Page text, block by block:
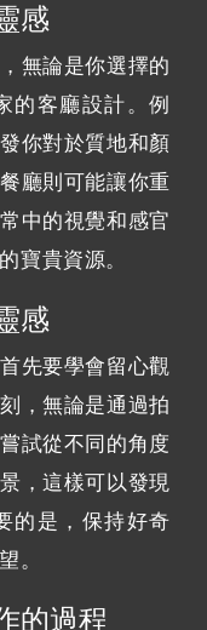
感
無論是你選擇的
的客廳設計。例
你對於質地和顏
廳則可能讓你重
中的視覺和感官
寶貴資源。
感
先要學會留心觀
，無論是通過拍
試從不同的角度
，這樣可以發現
的是，保持好奇
。
的過程